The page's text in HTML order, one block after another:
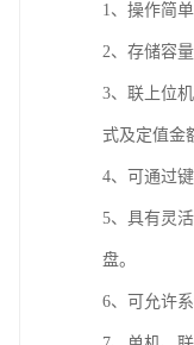
1、操作简单
2、存储容
3、联上位
式及定值金
4、可通过
5、具有灵
盘。
6、可允许